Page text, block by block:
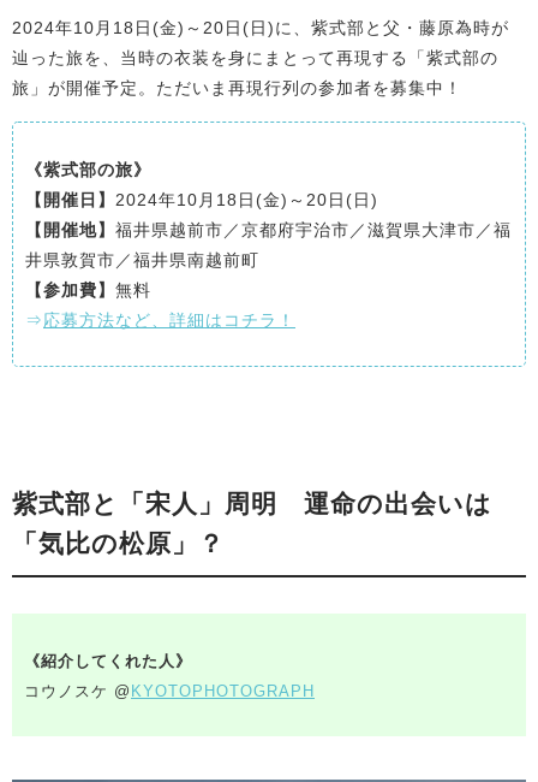
2024年10月18日(金)～20日(日)に、紫式部と父・藤原為時が
辿った旅を、当時の衣装を身にまとって再現する「紫式部の
旅」が開催予定。ただいま再現行列の参加者を募集中！
《紫式部の旅》
【開催日】 2024年10月18日(金)～20日(日)
【開催地】 福井県越前市／京都府宇治市／滋賀県大津市／福
井県敦賀市／福井県南越前町
【参加費】 無料
⇒応募方法など、詳細はコチラ！
紫式部と「宋人」周明 運命の出会いは
「気比の松原」？
《紹介してくれた人》
コウノスケ @ KYOTOPHOTOGRAPH